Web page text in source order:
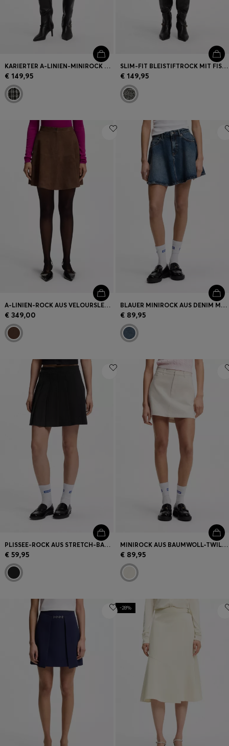
KARIERTER A-LINIEN-MINIROCK AUS BOUCLÉ
€ 149,95
SLIM-FIT BLEISTIFTROCK MIT FISCHGRÄTMUSTER
€ 149,95
A-LINIEN-ROCK AUS VELOURSLEDER
€ 349,00
BLAUER MINIROCK AUS DENIM MIT HOHEM BUND
€ 89,95
PLISSEE-ROCK AUS STRETCH-BAUMWOLLE MIT INTEGRIERTER SHORTS
€ 59,95
MINIROCK AUS BAUMWOLL-TWILL MIT HAPPY HUGO-LOGO
€ 89,95
-28%